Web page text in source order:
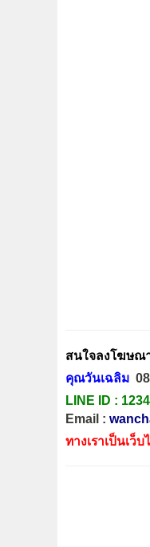
สนใจลงโฆษณ
คุณวันเฉลิม
LINE ID :
Email :
ทางเราเป็นเว็